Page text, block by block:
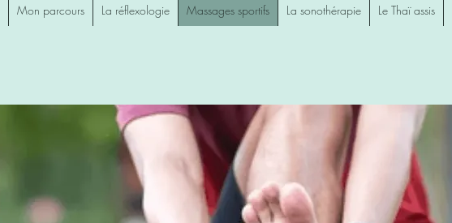
Mon parcours La réflexologie Massages sportifs La sonothérapie Le Thaï assis